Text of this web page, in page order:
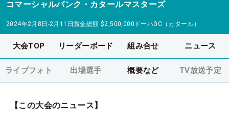
コマーシャルバンク・カタールマスターズ
2024年2月8日-2月11日賞金総額 $2,500,000 ドーハGC（カタール）
大会TOP リーダーボード 組み合せ ニュース
ライブフォト 出場選手 概要など TV放送予定
【この大会のニュース】